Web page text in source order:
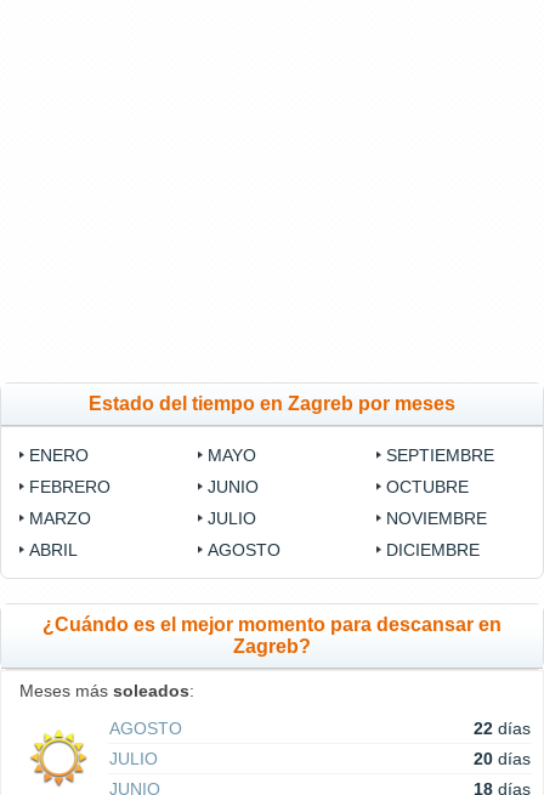
Estado del tiempo en Zagreb por meses
ENERO
FEBRERO
MARZO
ABRIL
MAYO
JUNIO
JULIO
AGOSTO
SEPTIEMBRE
OCTUBRE
NOVIEMBRE
DICIEMBRE
¿Cuándo es el mejor momento para descansar en
Zagreb?
Meses más soleados:
AGOSTO
22 días
JULIO
20 días
JUNIO
18 días